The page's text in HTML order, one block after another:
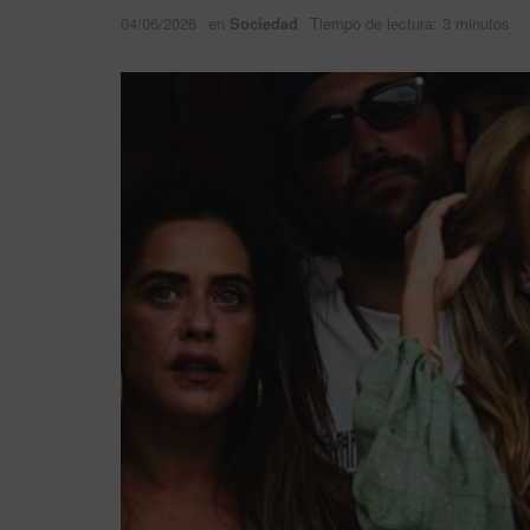
04/06/2026 en Sociedad Tiempo de lectura: 3 minutos